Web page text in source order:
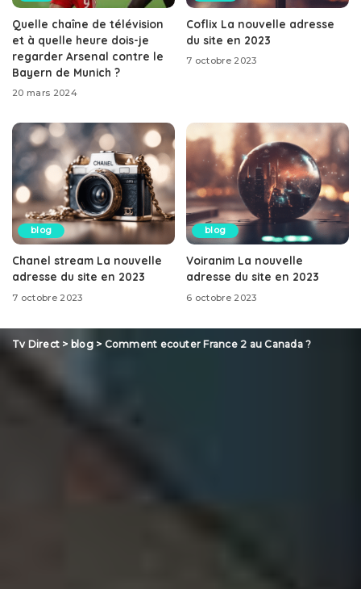
Quelle chaîne de télévision
et à quelle heure dois-je
regarder Arsenal contre le
Bayern de Munich ?
20 mars 2024
Coflix La nouvelle adresse
du site en 2023
7 octobre 2023
blog
Chanel stream La nouvelle
adresse du site en 2023
7 octobre 2023
blog
Voiranim La nouvelle
adresse du site en 2023
6 octobre 2023
Tv Direct > blog> Comment ecouter France 2 au Canada ?